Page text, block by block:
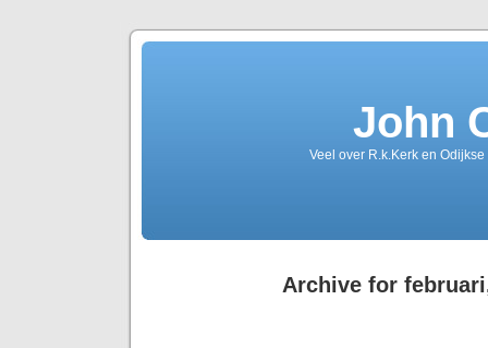
John
Veel over R.k.Kerk en
Archive for